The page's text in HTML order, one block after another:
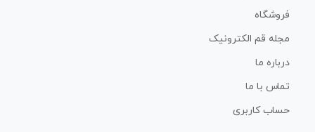
فروشگاه
مجله قم الکترونیک
درباره ما
تماس با ما
حساب کاربری